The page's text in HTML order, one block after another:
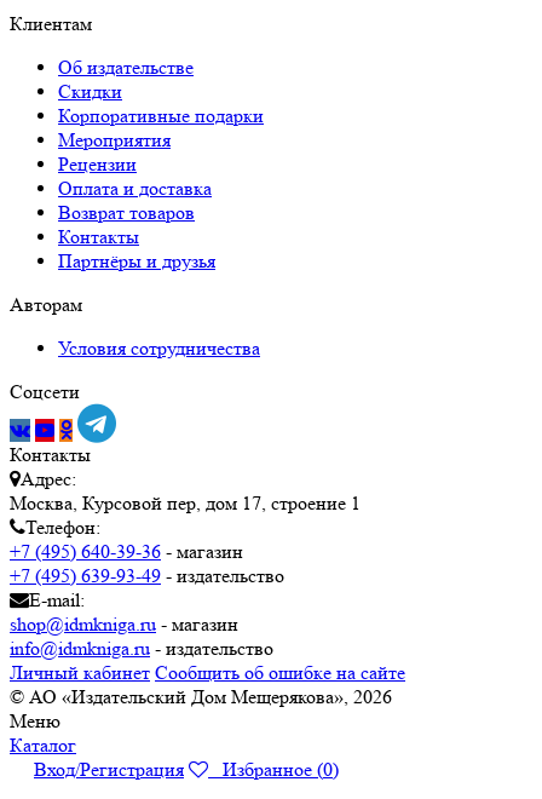
Клиентам
Об издательстве
Скидки
Корпоративные подарки
Мероприятия
Рецензии
Оплата и доставка
Возврат товаров
Контакты
Партнёры и друзья
Авторам
Условия сотрудничества
Соцсети
Контакты
Адрес:
Москва, Курсовой пер, дом 17, строение 1
Телефон:
+7 (495) 640-39-36 - магазин
+7 (495) 639-93-49 - издательство
E-mail:
shop@idmkniga.ru - магазин
info@idmkniga.ru - издательство
Личный кабинет Сообщить об ошибке на сайте
© АО «Издательский Дом Мещерякова», 2026
Меню
Каталог
Вход/Регистрация
Избранное (0)